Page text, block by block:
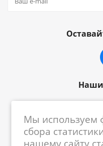
Наши
Мы используем
сбора
нашему сайту